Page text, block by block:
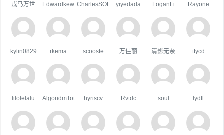
戎马万世 Edwardkew CharlesSOF yiyedada LoganLi Rayone
kylin0829 rkema scooste 万佳丽 清影无奈 ttycd
lilolelalu AlgoridmTot hyriscv Rvtdc soul lydfl